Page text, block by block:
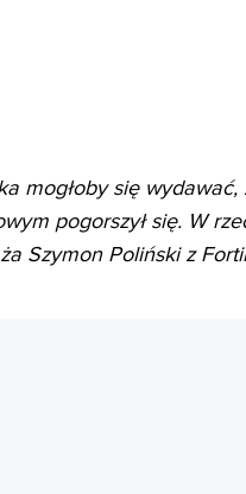
mogłoby się wydawać,
pogorszył się. W
Szymon Poliński z